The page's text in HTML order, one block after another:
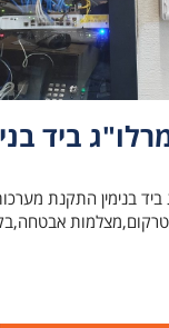
ביד
ביד בנימין התקנת